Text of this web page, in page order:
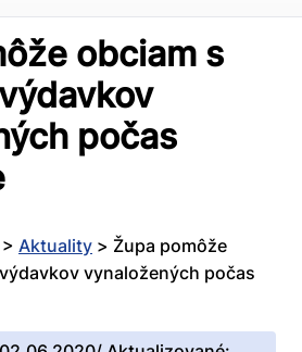
obciam s
počas
> Aktuality > Župa pomôže
vynaložených počas